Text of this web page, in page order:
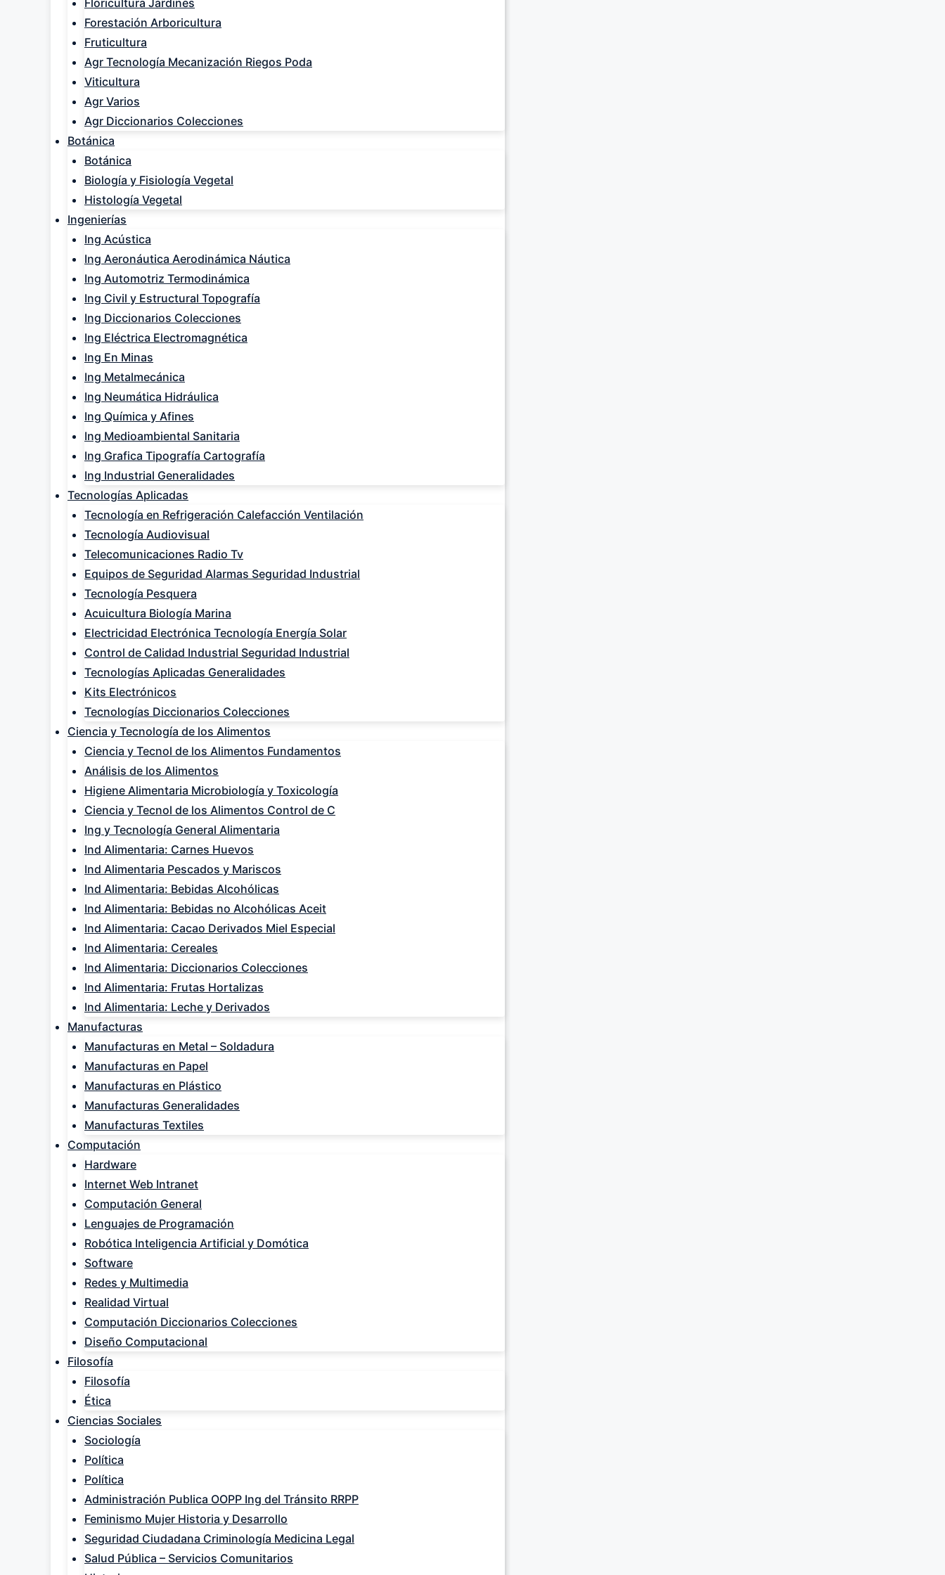
Floricultura Jardines
Forestación Arboricultura
Fruticultura
Agr Tecnología Mecanización Riegos Poda
Viticultura
Agr Varios
Agr Diccionarios Colecciones
Botánica
Botánica
Biología y Fisiología Vegetal
Histología Vegetal
Ingenierías
Ing Acústica
Ing Aeronáutica Aerodinámica Náutica
Ing Automotriz Termodinámica
Ing Civil y Estructural Topografía
Ing Diccionarios Colecciones
Ing Eléctrica Electromagnética
Ing En Minas
Ing Metalmecánica
Ing Neumática Hidráulica
Ing Química y Afines
Ing Medioambiental Sanitaria
Ing Grafica Tipografía Cartografía
Ing Industrial Generalidades
Tecnologías Aplicadas
Tecnología en Refrigeración Calefacción Ventilación
Tecnología Audiovisual
Telecomunicaciones Radio Tv
Equipos de Seguridad Alarmas Seguridad Industrial
Tecnología Pesquera
Acuicultura Biología Marina
Electricidad Electrónica Tecnología Energía Solar
Control de Calidad Industrial Seguridad Industrial
Tecnologías Aplicadas Generalidades
Kits Electrónicos
Tecnologías Diccionarios Colecciones
Ciencia y Tecnología de los Alimentos
Ciencia y Tecnol de los Alimentos Fundamentos
Análisis de los Alimentos
Higiene Alimentaria Microbiología y Toxicología
Ciencia y Tecnol de los Alimentos Control de C
Ing y Tecnología General Alimentaria
Ind Alimentaria: Carnes Huevos
Ind Alimentaria Pescados y Mariscos
Ind Alimentaria: Bebidas Alcohólicas
Ind Alimentaria: Bebidas no Alcohólicas Aceit
Ind Alimentaria: Cacao Derivados Miel Especial
Ind Alimentaria: Cereales
Ind Alimentaria: Diccionarios Colecciones
Ind Alimentaria: Frutas Hortalizas
Ind Alimentaria: Leche y Derivados
Manufacturas
Manufacturas en Metal – Soldadura
Manufacturas en Papel
Manufacturas en Plástico
Manufacturas Generalidades
Manufacturas Textiles
Computación
Hardware
Internet Web Intranet
Computación General
Lenguajes de Programación
Robótica Inteligencia Artificial y Domótica
Software
Redes y Multimedia
Realidad Virtual
Computación Diccionarios Colecciones
Diseño Computacional
Filosofía
Filosofía
Ética
Ciencias Sociales
Sociología
Política
Política
Administración Publica OOPP Ing del Tránsito RRPP
Feminismo Mujer Historia y Desarrollo
Seguridad Ciudadana Criminología Medicina Legal
Salud Pública – Servicios Comunitarios